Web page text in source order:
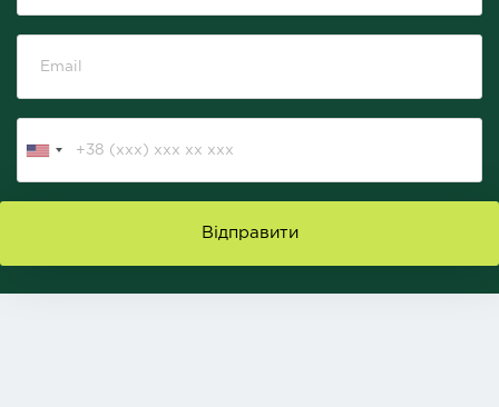
Відправити